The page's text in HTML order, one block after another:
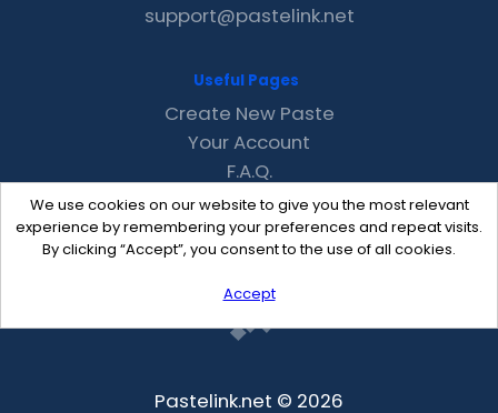
We use cookies on our website to give you the most relevant
experience by remembering your preferences and repeat visits.
By clicking “Accept”, you consent to the use of all cookies.
Accept
support@pastelink.net
Useful Pages
Create New Paste
Your Account
F.A.Q.
Recent
Contact
Pastelink.net © 2026